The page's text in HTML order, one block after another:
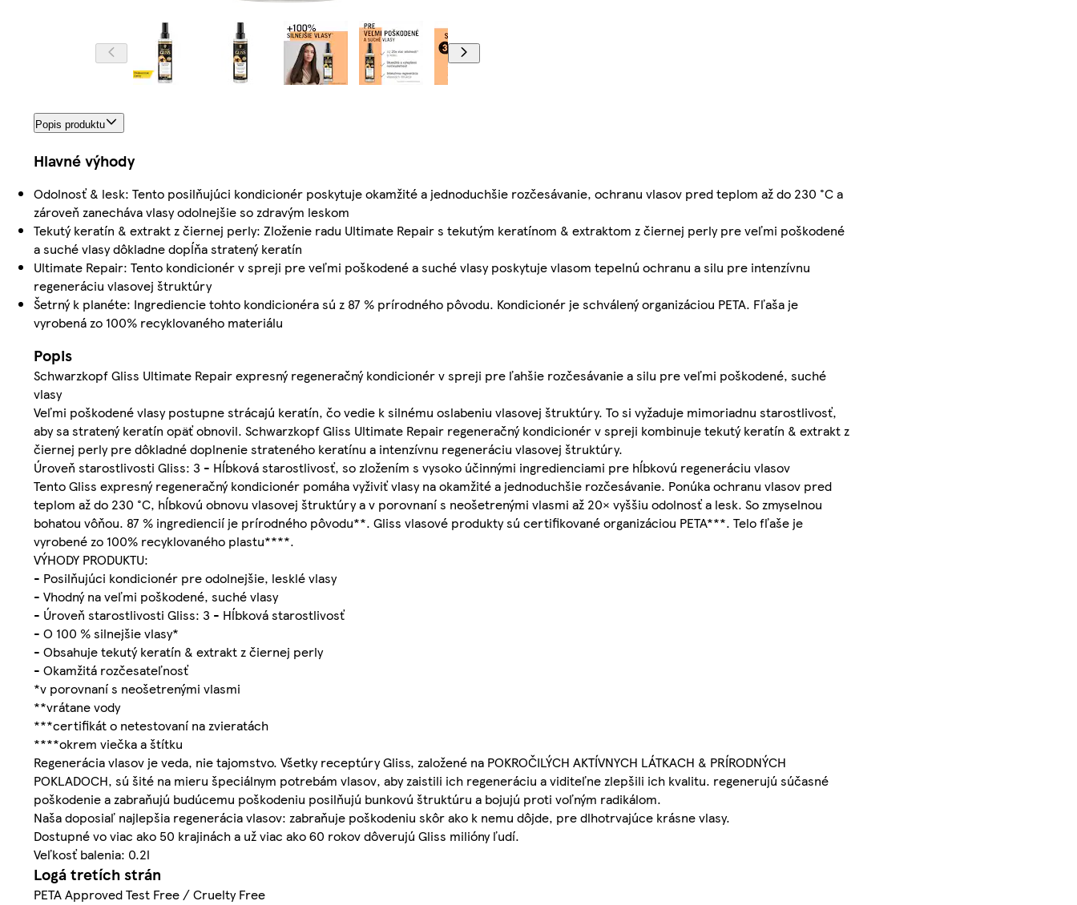
Popis produktu
Hlavné výhody
Odolnosť & lesk: Tento posilňujúci kondicionér poskytuje okamžité a jednoduchšie rozčesávanie, ochranu vlasov pred teplom až do 230 °C a
zároveň zanecháva vlasy odolnejšie so zdravým leskom
Tekutý keratín & extrakt z čiernej perly: Zloženie radu Ultimate Repair s tekutým keratínom & extraktom z čiernej perly pre veľmi poškodené
a suché vlasy dôkladne dopĺňa stratený keratín
Ultimate Repair: Tento kondicionér v spreji pre veľmi poškodené a suché vlasy poskytuje vlasom tepelnú ochranu a silu pre intenzívnu
regeneráciu vlasovej štruktúry
Šetrný k planéte: Ingrediencie tohto kondicionéra sú z 87 % prírodného pôvodu. Kondicionér je schválený organizáciou PETA. Fľaša je
vyrobená zo 100% recyklovaného materiálu
Popis
Schwarzkopf Gliss Ultimate Repair expresný regeneračný kondicionér v spreji pre ľahšie rozčesávanie a silu pre veľmi poškodené, suché
vlasy
Veľmi poškodené vlasy postupne strácajú keratín, čo vedie k silnému oslabeniu vlasovej štruktúry. To si vyžaduje mimoriadnu starostlivosť,
aby sa stratený keratín opäť obnovil. Schwarzkopf Gliss Ultimate Repair regeneračný kondicionér v spreji kombinuje tekutý keratín & extrakt z
čiernej perly pre dôkladné doplnenie strateného keratínu a intenzívnu regeneráciu vlasovej štruktúry.
Úroveň starostlivosti Gliss: 3 - Hĺbková starostlivosť, so zložením s vysoko účinnými ingredienciami pre hĺbkovú regeneráciu vlasov
Tento Gliss expresný regeneračný kondicionér pomáha vyživiť vlasy na okamžité a jednoduchšie rozčesávanie. Ponúka ochranu vlasov pred
teplom až do 230 °C, hĺbkovú obnovu vlasovej štruktúry a v porovnaní s neošetrenými vlasmi až 20× vyššiu odolnosť a lesk. So zmyselnou
bohatou vôňou. 87 % ingrediencií je prírodného pôvodu**. Gliss vlasové produkty sú certifikované organizáciou PETA***. Telo fľaše je
vyrobené zo 100% recyklovaného plastu****.
VÝHODY PRODUKTU:
- Posilňujúci kondicionér pre odolnejšie, lesklé vlasy
- Vhodný na veľmi poškodené, suché vlasy
- Úroveň starostlivosti Gliss: 3 - Hĺbková starostlivosť
- O 100 % silnejšie vlasy*
- Obsahuje tekutý keratín & extrakt z čiernej perly
- Okamžitá rozčesateľnosť
*v porovnaní s neošetrenými vlasmi
**vrátane vody
***certifikát o netestovaní na zvieratách
****okrem viečka a štítku
Regenerácia vlasov je veda, nie tajomstvo. Všetky receptúry Gliss, založené na POKROČILÝCH AKTÍVNYCH LÁTKACH & PRÍRODNÝCH
POKLADOCH, sú šité na mieru špeciálnym potrebám vlasov, aby zaistili ich regeneráciu a viditeľne zlepšili ich kvalitu. regenerujú súčasné
poškodenie a zabraňujú budúcemu poškodeniu posilňujú bunkovú štruktúru a bojujú proti voľným radikálom.
Naša doposiaľ najlepšia regenerácia vlasov: zabraňuje poškodeniu skôr ako k nemu dôjde, pre dlhotrvajúce krásne vlasy.
Dostupné vo viac ako 50 krajinách a už viac ako 60 rokov dôverujú Gliss milióny ľudí.
Veľkosť balenia: 0.2l
Logá tretích strán
PETA Approved Test Free / Cruelty Free